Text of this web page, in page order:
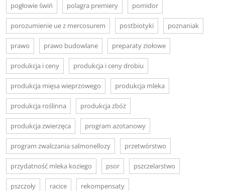
pogłowie świń polagra premiery pomidor
porozumienie ue z mercosurem postbiotyki poznaniak
prawo prawo budowlane preparaty ziołowe
produkcja i ceny produkcja i ceny drobiu
produkcja mięsa wieprzowego produkcja mleka
produkcja roślinna produkcja zbóż
produkcja zwierzęca program azotanowy
program zwalczania salmonellozy przetwórstwo
przydatność mleka koziego psor pszczelarstwo
pszczoły racice rekompensaty